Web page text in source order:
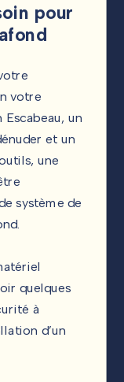
pour
votre
un
et un
une
système de
quelques
à
d’un